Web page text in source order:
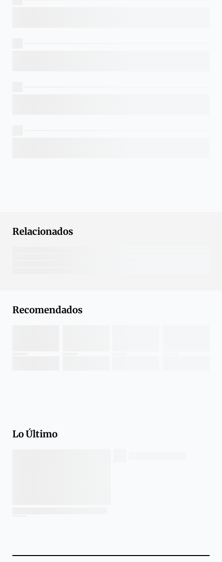
Relacionados
Recomendados
Lo Último